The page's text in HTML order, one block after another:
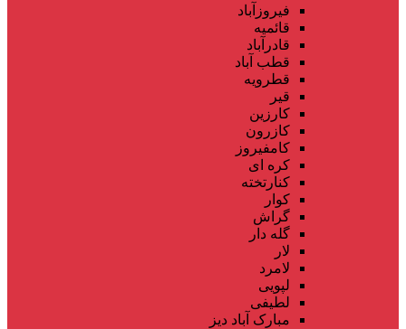
فیروزآباد
قائمیه
قادرآباد
قطب آباد
قطرویه
قیر
کارزین
کازرون
کامفیروز
کره ای
کنارتخته
کوار
گراش
گله دار
لار
لامرد
لپویی
لطیفی
مبارک آباد دیز